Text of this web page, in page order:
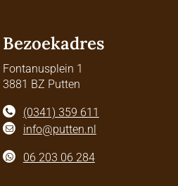
Bezoekadres
Fontanusplein 1
3881 BZ Putten
(0341) 359 611
info@putten.nl
06 203 06 284